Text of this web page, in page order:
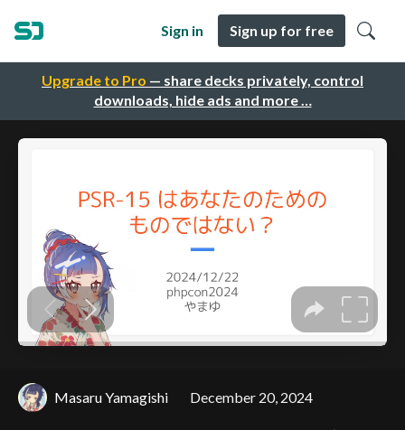
Upgrade to Pro — share decks privately, control
downloads, hide ads and more …
Sign in Sign up for free
Masaru Yamagishi December 20, 2024